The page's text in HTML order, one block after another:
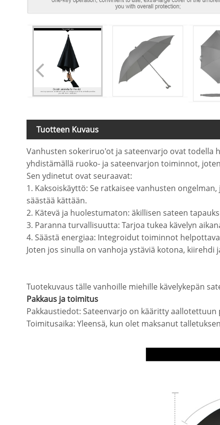
Tuotteen Kuvaus
Vanhusten sokeriruo'ot ja sateenvarjo ovat todella
yhdistämällä ruoko- ja sateenvarjon toiminnot,
Sen ydinetut ovat seuraavat:
1. Kaksoiskäyttö: Se ratkaisee vanhusten
säästää kättään.
2. Kätevä ja huolestumaton: äkillisen sateen
3. Paranna turvallisuutta: Tarjoa tukea kävelyn
4. Säästä energiaa: Integroidut toiminnot
Joten jos sinulla on vanhoja ystäviä kotona, kiirehdi
Tuotekuvaus tälle vanhoille miehille kävelykepän
Pakkaus ja toimitus
Pakkaustiedot: Sateenvarjo on kääritty
Toimitusaika: Yleensä, kun olet maksanut